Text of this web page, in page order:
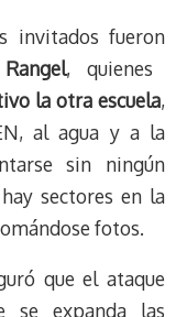
invitados fueron
, quienes
la otra escuela,
al agua y a la
sin ningún
sectores en la
fotos.
que el ataque
se expanda las